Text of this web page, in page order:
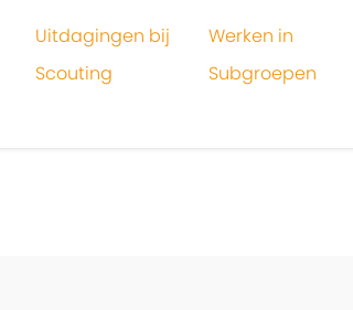
Uitdagingen bij
Scouting
Werken in
Subgroepen